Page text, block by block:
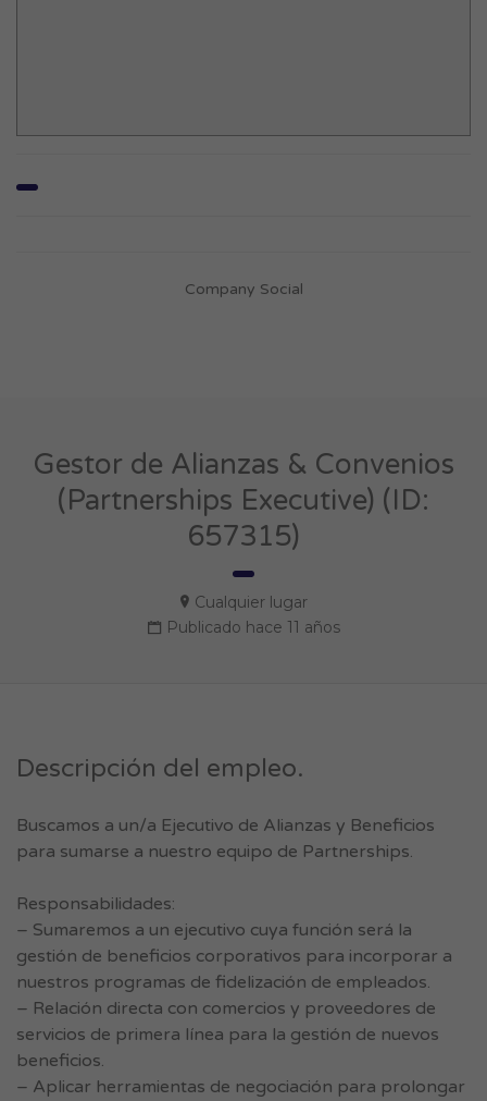
Company Social
Gestor de Alianzas & Convenios
(Partnerships Executive) (ID:
657315)
Cualquier lugar
Publicado hace 11 años
Descripción del empleo.
Buscamos a un/a Ejecutivo de Alianzas y Beneficios
para sumarse a nuestro equipo de Partnerships.
Responsabilidades:
– Sumaremos a un ejecutivo cuya función será la
gestión de beneficios corporativos para incorporar a
nuestros programas de fidelización de empleados.
– Relación directa con comercios y proveedores de
servicios de primera línea para la gestión de nuevos
beneficios.
– Aplicar herramientas de negociación para prolongar